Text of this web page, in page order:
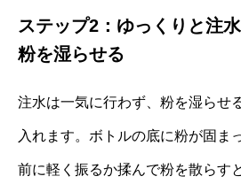
ステップ2：ゆっくりと注
粉を湿らせる
注水は一気に行わず、粉を湿らせ
入れます。ボトルの底に粉が固ま
前に軽く振るか揉んで粉を散らす